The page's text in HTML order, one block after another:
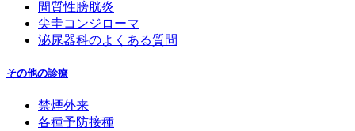
間質性膀胱炎
尖圭コンジローマ
泌尿器科のよくある質問
その他の診療
禁煙外来
各種予防接種